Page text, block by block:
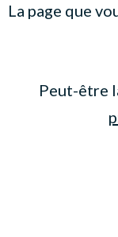
La page que
Peut-être